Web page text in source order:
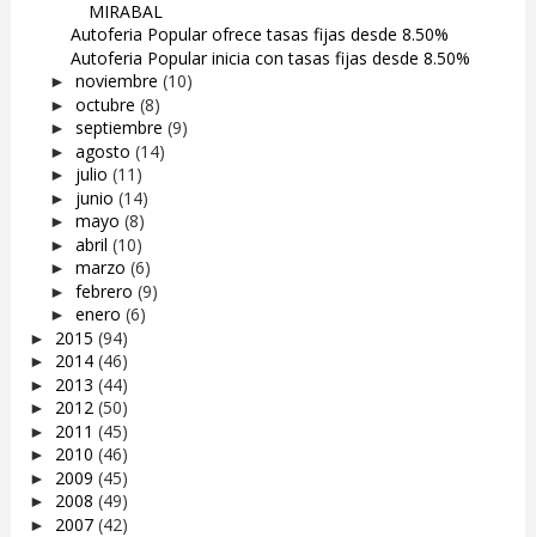
MIRABAL
Autoferia Popular ofrece tasas fijas desde 8.50%
Autoferia Popular inicia con tasas fijas desde 8.50%
► noviembre (10)
► octubre (8)
► septiembre (9)
► agosto (14)
► julio (11)
► junio (14)
► mayo (8)
► abril (10)
► marzo (6)
► febrero (9)
► enero (6)
► 2015 (94)
► 2014 (46)
► 2013 (44)
► 2012 (50)
► 2011 (45)
► 2010 (46)
► 2009 (45)
► 2008 (49)
► 2007 (42)